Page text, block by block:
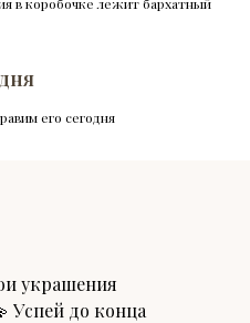
его сегодня
украшения
Успей до конца